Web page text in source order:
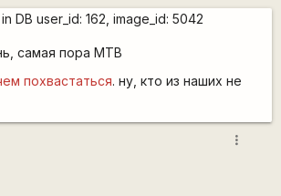
самая пора MTB
похвастаться. ну, кто из наших не
more_vert